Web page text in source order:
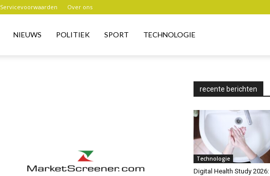
Servicevoorwaarden Over ons
NIEUWS POLITIEK SPORT TECHNOLOGIE
recente berichten
Technologie
Digital Health Study 2026: